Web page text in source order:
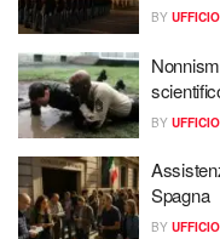
BY
BY
Spagna
BY